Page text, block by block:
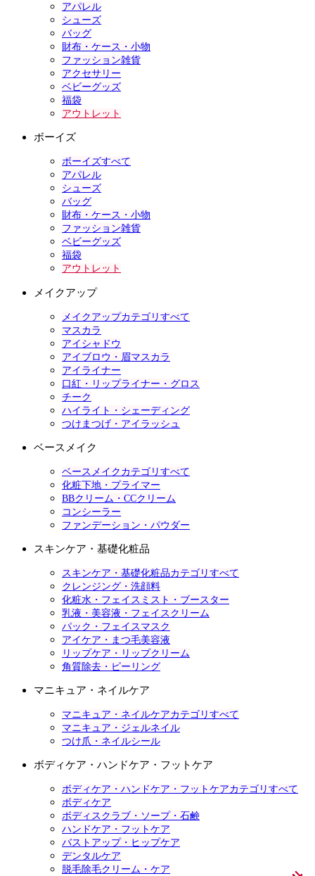
アパレル
シューズ
バッグ
財布・ケース・小物
ファッション雑貨
アクセサリー
ベビーグッズ
福袋
アウトレット
ボーイズ
ボーイズすべて
アパレル
シューズ
バッグ
財布・ケース・小物
ファッション雑貨
ベビーグッズ
福袋
アウトレット
メイクアップ
メイクアップカテゴリすべて
マスカラ
アイシャドウ
アイブロウ・眉マスカラ
アイライナー
口紅・リップライナー・グロス
チーク
ハイライト・シェーディング
つけまつげ・アイラッシュ
ベースメイク
ベースメイクカテゴリすべて
化粧下地・プライマー
BBクリーム・CCクリーム
コンシーラー
ファンデーション・パウダー
スキンケア・基礎化粧品
スキンケア・基礎化粧品カテゴリすべて
クレンジング・洗顔料
化粧水・フェイスミスト・ブースター
乳液・美容液・フェイスクリーム
パック・フェイスマスク
アイケア・まつ毛美容液
リップケア・リップクリーム
角質除去・ピーリング
マニキュア・ネイルケア
マニキュア・ネイルケアカテゴリすべて
マニキュア・ジェルネイル
つけ爪・ネイルシール
ボディケア・ハンドケア・フットケア
ボディケア・ハンドケア・フットケアカテゴリすべて
ボディケア
ボディスクラブ・ソープ・石鹸
ハンドケア・フットケア
バストアップ・ヒップケア
デンタルケア
脱毛除毛クリーム・ケア